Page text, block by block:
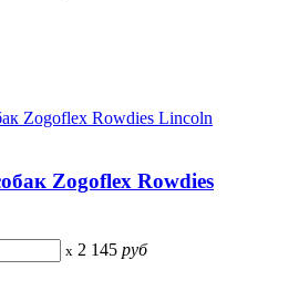
Zogoflex Rowdies
x 2 145 руб